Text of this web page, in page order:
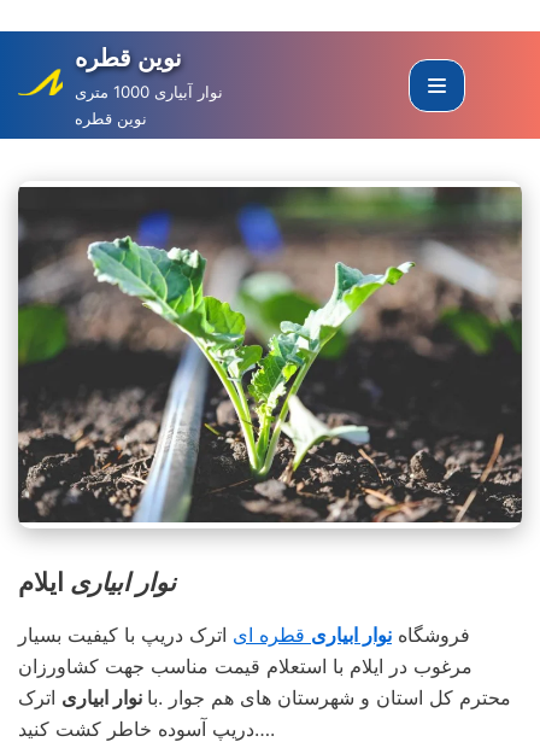
to
content
نوین قطره
نوار آبیاری 1000 متری
نوین قطره
نوار ابیاری ایلام
فروشگاه نوار ابیاری قطره ای اترک دریپ با کیفیت بسیار
مرغوب در ایلام با استعلام قیمت مناسب جهت کشاورزان
محترم کل استان و شهرستان های هم جوار .با نوار ابیاری اترک
دریپ آسوده خاطر کشت کنید….